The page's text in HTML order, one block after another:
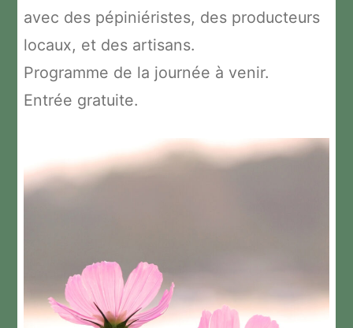
avec des pépiniéristes, des producteurs
locaux, et des artisans.
Programme de la journée à venir.
Entrée gratuite.